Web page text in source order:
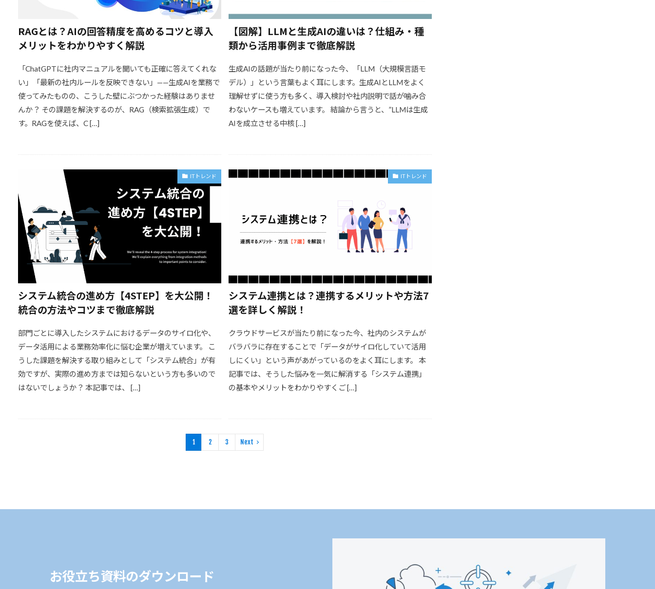
RAGとは？AIの回答精度を高めるコツと導入
メリットをわかりやすく解説
「ChatGPTに社内マニュアルを聞いても正確に答えてくれな
い」「最新の社内ルールを反映できない」——生成AIを業務で
使ってみたものの、こうした壁にぶつかった経験はありませ
んか？ その課題を解決するのが、RAG（検索拡張生成）で
す。RAGを使えば、C […]
【図解】LLMと生成AIの違いは？仕組み・種
類から活用事例まで徹底解説
生成AIの話題が当たり前になった今、「LLM（大規模言語モ
デル）」という言葉もよく耳にします。生成AIとLLMをよく
理解せずに使う方も多く、導入検討や社内説明で話が噛み合
わないケースも増えています。 結論から言うと、”LLMは生成
AIを成立させる中核 […]
ITトレンド
システム統合の進め方【4STEP】を大公開！
統合の方法やコツまで徹底解説
部門ごとに導入したシステムにおけるデータのサイロ化や、
データ活用による業務効率化に悩む企業が増えています。 こ
うした課題を解決する取り組みとして「システム統合」が有
効ですが、実際の進め方までは知らないという方も多いので
はないでしょうか？ 本記事では、 […]
ITトレンド
システム連携とは？連携するメリットや方法7
選を詳しく解説！
クラウドサービスが当たり前になった今、社内のシステムが
バラバラに存在することで「データがサイロ化していて活用
しにくい」という声があがっているのをよく耳にします。 本
記事では、そうした悩みを一気に解消する「システム連携」
の基本やメリットをわかりやすくご […]
1 2 3 Next
お役立ち資料のダウンロード